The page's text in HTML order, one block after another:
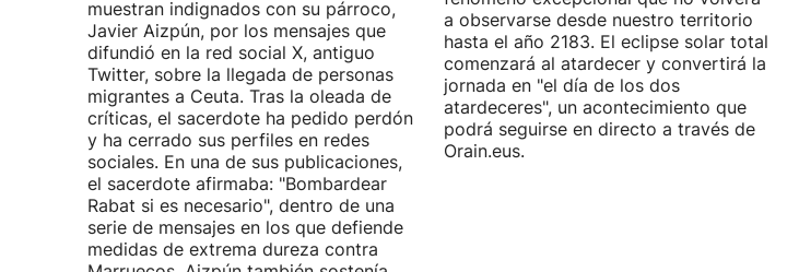
muestran indignados con su párroco,
Javier Aizpún, por los mensajes que
difundió en la red social X, antiguo
Twitter, sobre la llegada de personas
migrantes a Ceuta. Tras la oleada de
críticas, el sacerdote ha pedido perdón
y ha cerrado sus perfiles en redes
sociales. En una de sus publicaciones,
el sacerdote afirmaba: "Bombardear
Rabat si es necesario", dentro de una
serie de mensajes en los que defiende
medidas de extrema dureza contra
a observarse desde nuestro territorio
hasta el año 2183. El eclipse solar total
comenzará al atardecer y convertirá la
jornada en "el día de los dos
atardeceres", un acontecimiento que
podrá seguirse en directo a través de
Orain.eus.